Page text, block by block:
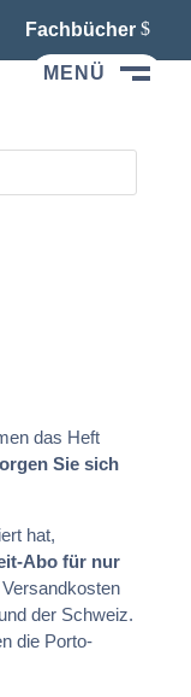
Fachbücher
MENÜ
das Heft
Sie sich
hat,
Abo für nur
der Schweiz.
die Porto-